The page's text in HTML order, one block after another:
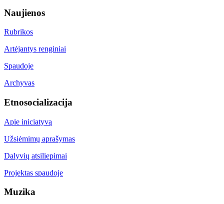
Naujienos
Rubrikos
Artėjantys renginiai
Spaudoje
Archyvas
Etnosocializacija
Apie iniciatyvą
Užsiėmimų aprašymas
Dalyvių atsiliepimai
Projektas spaudoje
Muzika